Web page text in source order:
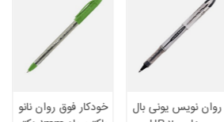
روان نویس یونی بال
خودکار فوق روان نانو